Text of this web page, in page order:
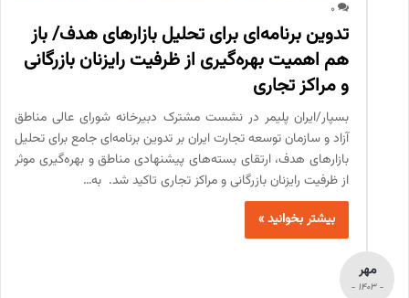
0
تدوین برنامه‌ای برای تحلیل بازارهای هدف/ باز
هم اهمیت بهره‌گیری از ظرفیت‌ رایزنان بازرگانی
و مراکز تجاری
بسپار/ایران پلیمر در نشست مشترک دبیرخانه شورای عالی مناطق
آزاد و سازمان توسعه تجارت ایران بر تدوین برنامه‌ای جامع برای تحلیل
بازارهای هدف، ارتقای بسته‌های پیشنهادی مناطق و بهره‌گیری موثر
از ظرفیت رایزنان بازرگانی و مراکز تجاری تاکید شد. به…
بیشتر بخوانید »
مهر
- 1403 -